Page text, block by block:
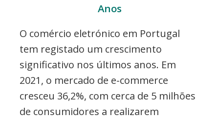
Anos
O comércio eletrónico em Portugal
tem registado um crescimento
significativo nos últimos anos. Em
2021, o mercado de e-commerce
cresceu 36,2%, com cerca de 5 milhões
de consumidores a realizarem